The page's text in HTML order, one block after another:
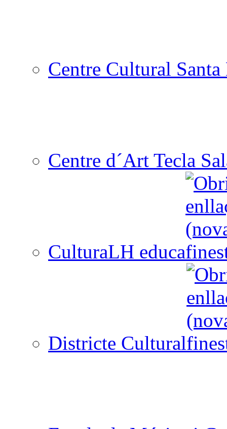
Centre Cultural
Centre d´Art Tecla
CulturaLH educa
Districte Cultural